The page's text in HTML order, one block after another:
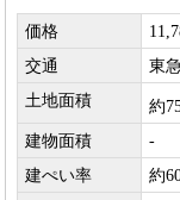
価格
交通
東
土地面積
約
建物面積
-
建ぺい率
約